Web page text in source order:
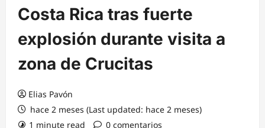
Costa Rica tras fuerte
explosión durante visita a
zona de Crucitas
Elias Pavón
hace 2 meses (Last updated: hace 2 meses)
1 minute read
0 comentarios